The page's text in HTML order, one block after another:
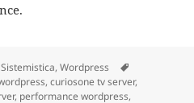
Sistemistica,Wordpress
,curiosone tv server,
, performance wordpress,